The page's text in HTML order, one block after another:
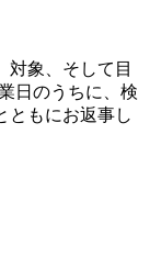
象、そして目
日のうちに、検
ともにお返事し